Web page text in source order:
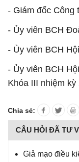
- Giám đốc Công
- Ủy viên BCH
- Ủy viên BCH
- Ủy viên BCH
Khóa III nhiệm kỳ
Chia sẻ:
CÂU HỎI ĐÃ TƯ
Giả mạo điều